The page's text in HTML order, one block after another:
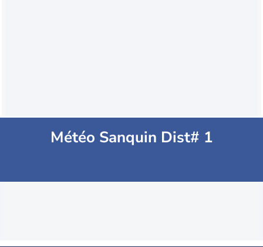
Météo Sanquin Dist# 1